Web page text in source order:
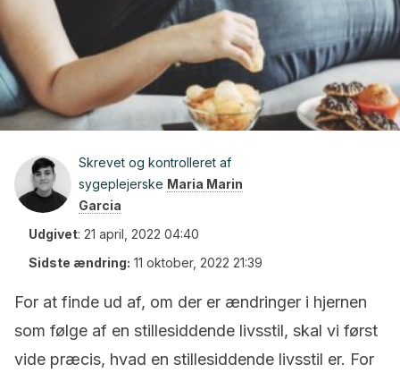
Skrevet og kontrolleret af
sygeplejerske Maria Marin
Garcia
Udgivet: 21 april, 2022 04:40
Sidste ændring: 11 oktober, 2022 21:39
For at finde ud af, om der er ændringer i hjernen
som følge af en stillesiddende livsstil, skal vi først
vide præcis, hvad en stillesiddende livsstil er. For